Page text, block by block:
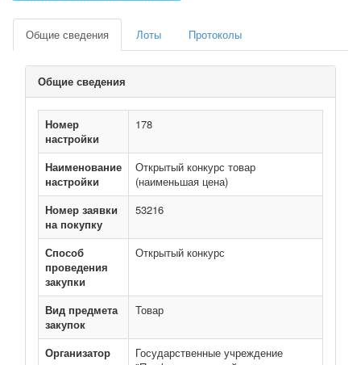
Общие сведения Лоты Протоколы
Общие сведения
Номер
настройки
178
Наименование
настройки
Открытый конкурс товар
(наименьшая цена)
Номер заявки
на покупку
53216
Способ
проведения
закупки
Открытый конкурс
Вид предмета
закупок
Товар
Организатор
Государственные учреждение